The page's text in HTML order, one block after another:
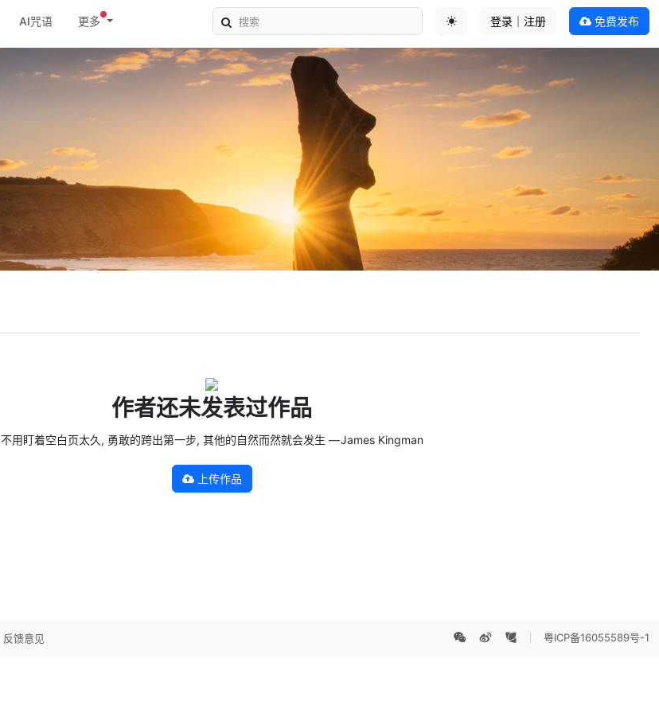
AI咒语
更多
登录｜注册 免费发布
作者还未发表过作品
不用盯着空白页太久, 勇敢的跨出第一步, 其他的自然而然就会发生 — James Kingman
上传作品
反馈意见 粤ICP备16055589号-1